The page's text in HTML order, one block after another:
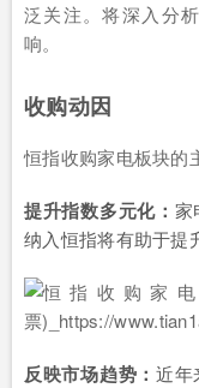
泛关注。将深入分
响。
收购动因
恒指收购家电板块的
提升指数多元化： 家
纳入恒指将有助于提
反映市场趋势： 近年